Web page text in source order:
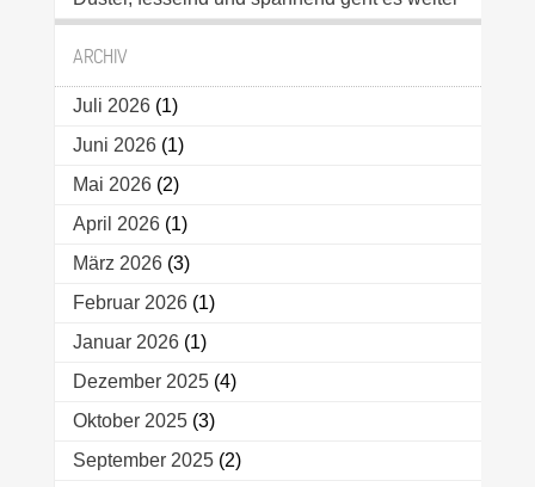
ARCHIV
Juli 2026(1)
Juni 2026(1)
Mai 2026(2)
April 2026(1)
März 2026(3)
Februar 2026(1)
Januar 2026(1)
Dezember 2025(4)
Oktober 2025(3)
September 2025(2)